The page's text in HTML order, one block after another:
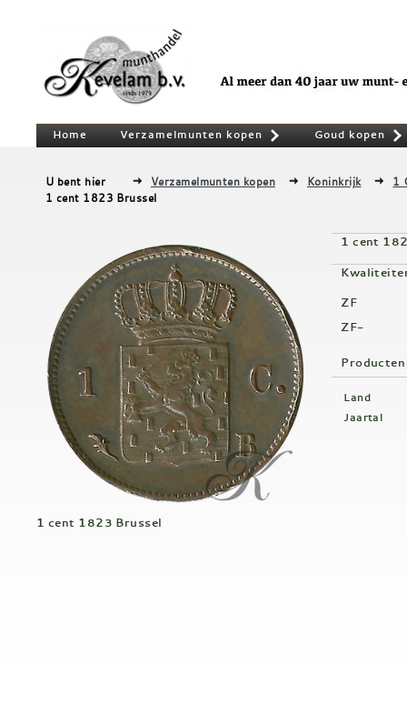
Home Verzamelmunten kopen Goud kopen
U bent hier Verzamelmunten kopen Koninkrijk
1
1 cent 1823 Brussel
1 cent 1823 Brussel
1 cent
ZF
ZF-
Land
Jaartal